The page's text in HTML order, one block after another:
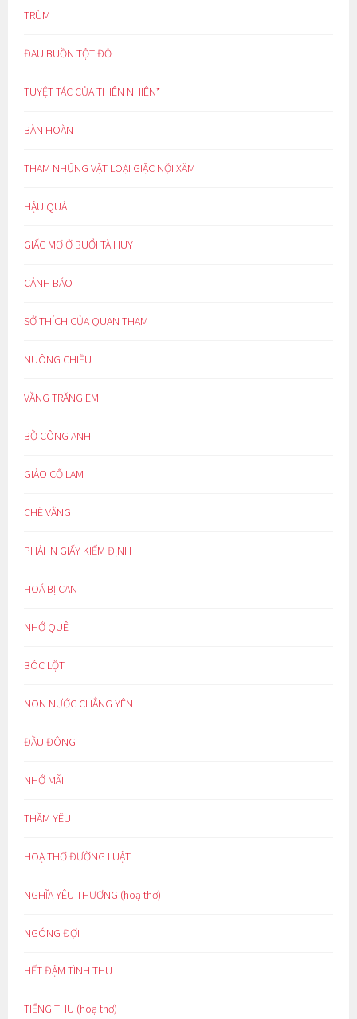
TRÙM
ĐAU BUỒN TỘT ĐỘ
TUYỆT TÁC CỦA THIÊN NHIÊN*
BÀN HOÀN
THAM NHŨNG VẶT LOẠI GIẶC NỘI XÂM
HẬU QUẢ
GIẤC MƠ Ở BUỔI TÀ HUY
CẢNH BÁO
SỞ THÍCH CỦA QUAN THAM
NUÔNG CHIỀU
VẦNG TRĂNG EM
BỒ CÔNG ANH
GIẢO CỔ LAM
CHÈ VẰNG
PHẢI IN GIẤY KIỂM ĐỊNH
HOÁ BỊ CAN
NHỚ QUÊ
BÓC LỘT
NON NƯỚC CHẲNG YÊN
ĐẦU ĐÔNG
NHỚ MÃI
THẦM YÊU
HOẠ THƠ ĐƯỜNG LUẬT
NGHĨA YÊU THƯƠNG (hoạ thơ)
NGÓNG ĐỢI
HẾT ĐẬM TÌNH THU
TIẾNG THU (hoạ thơ)